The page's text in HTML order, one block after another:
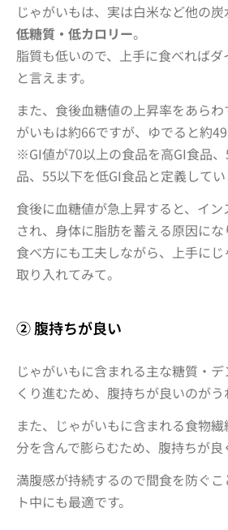
じゃがいもは、実は白米など他の炭
低糖質・低カロリー。
脂質も低いので、上手に食べれば
と言えます。
また、食後血糖値の上昇率をあら
がいもは約66ですが、ゆでると約49
※GI値が70以上の食品を高GI食品
品、55以下を低GI食品と定義して
食後に血糖値が急上昇すると、イ
され、身体に脂肪を蓄える原因にな
食べ方にも工夫しながら、上手に
取り入れてみて。
② 腹持ちが良い
じゃがいもに含まれる主な糖質・
くり進むため、 腹持ちが良いのがう
また、じゃがいもに含まれる食物
分を含んで膨らむため、腹持ちが良
満腹感が持続するので間食を防ぐ
ト中にも最適です。